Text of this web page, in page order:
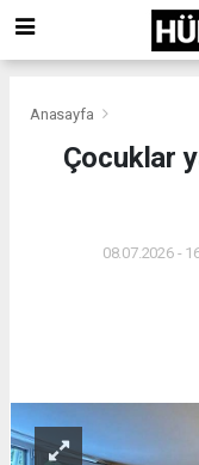
Anasayfa
Çocuklar
08.07.2026 -